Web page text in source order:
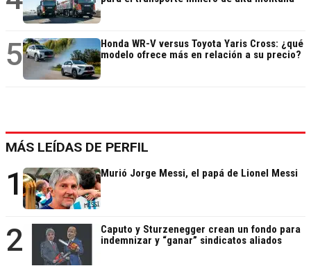
5
Honda WR-V versus Toyota Yaris Cross: ¿qué
modelo ofrece más en relación a su precio?
MÁS LEÍDAS DE PERFIL
1 Murió Jorge Messi, el papá de Lionel Messi
2
Caputo y Sturzenegger crean un fondo para
indemnizar y “ganar” sindicatos aliados